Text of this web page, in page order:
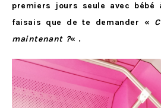
premiers jours seule avec bébé
faisais que de te demander «
maintenant ?« .